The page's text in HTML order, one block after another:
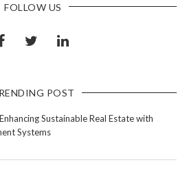
FOLLOW US
POST
Sustainable Real Estate with
Systems